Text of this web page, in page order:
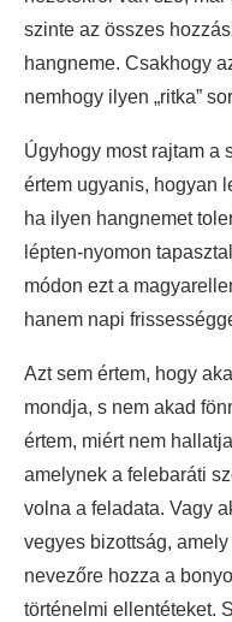
szinte az összes
hangneme. Csakhogy
nemhogy ilyen „ritka”
Úgyhogy most rajtam a
értem ugyanis, hogyan
ha ilyen hangnemet
lépten-nyomon
módon ezt a
hanem napi
Azt sem értem, hogy
mondja, s nem akad
értem, miért nem
amelynek a felebaráti
volna a feladata. Vagy
vegyes bizottság,
nevezőre hozza a
történelmi ellentéteket.